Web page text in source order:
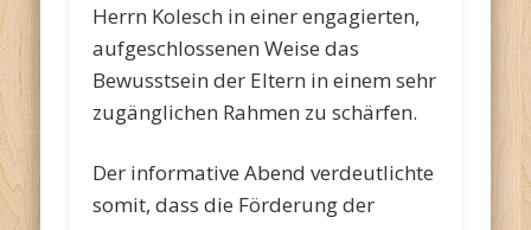
Herrn Kolesch in einer engagierten,
aufgeschlossenen Weise das
Bewusstsein der Eltern in einem sehr
zugänglichen Rahmen zu schärfen.
Der informative Abend verdeutlichte
somit, dass die Förderung der